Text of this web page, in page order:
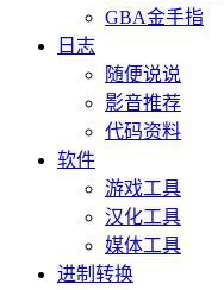
GBA金手指
日志
随便说说
影音推荐
代码资料
软件
游戏工具
汉化工具
媒体工具
进制转换